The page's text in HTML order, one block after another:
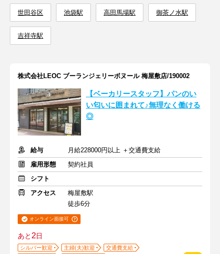
世田谷区 池袋駅 高田馬場駅 御茶ノ水駅
吉祥寺駅
株式会社LEOC ブーランジェリーボヌール 梅屋敷店/190002
【ベーカリースタッフ】パンのい
い匂いに囲まれて♪無理なく働ける
◎
給与
月給228000円以上 ＋交通費支給
雇用形態
契約社員
シフト
アクセス
梅屋敷駅
徒歩6分
オンライン面接可
あと2日
シルバー歓迎 主婦(夫)歓迎
交通費支給